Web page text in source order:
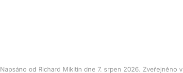
Napsáno od Richard Mikitin dne 7. srpen 2026. Zveřejněno v